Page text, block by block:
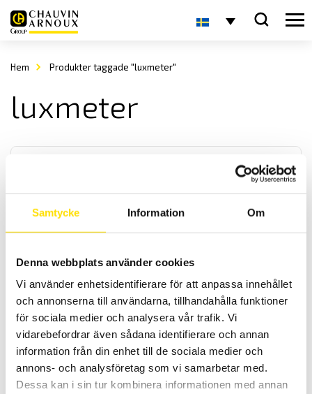
Samtycke Information Om
Denna webbplats använder cookies
Vi använder enhetsidentifierare för att anpassa innehållet
och annonserna till användarna, tillhandahålla funktioner
för sociala medier och analysera vår trafik. Vi
vidarebefordrar även sådana identifierare och annan
information från din enhet till de sociala medier och
annons- och analysföretag som vi samarbetar med.
Dessa kan i sin tur kombinera informationen med annan
Hem Produkter taggade "luxmeter"
luxmeter
mycket brett mätområde samt loggerfunktion. Med USB- och
Bluetooth kommunikation till PC eller Android applikation.
4,790.00kr LÄS MER